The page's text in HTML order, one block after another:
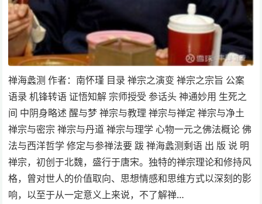
禅海蠡测 作者：南怀瑾 目录 禅宗之演变 禅宗之宗旨 公案
语录 机锋转语 证悟知解 宗师授受 参话头 神通妙用 生死之
间 中阴身略述 醒与梦 禅宗与教理 禅宗与禅定 禅宗与净土
禅宗与密宗 禅宗与丹道 禅宗与理学 心物一元之佛法概论 佛
法与西洋哲学 修定与参禅法要 跋 禅海蠡测剩语 出 版 说 明
禅宗，初创于北魏，盛行于唐宋。独特的禅宗理论和修持风
格，曾对世人的价值取向、思想情感和思维方式以深刻的影
响，以至于从一定意义上来说，不了解禅…